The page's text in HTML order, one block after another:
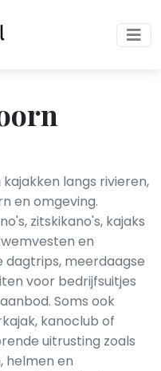
langs rivieren,
en omgeving.
zitskikano's, kajaks
en
dagtrips, meerdaagse
voor bedrijfsuitjes
Soms ook
kanoclub of
uitrusting zoals
helmen en